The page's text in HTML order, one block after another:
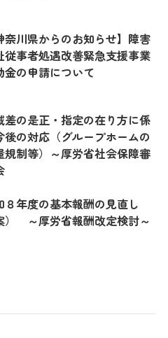
奈川県からのお知らせ】障害
従事者処遇改善緊急支援事業
金の申請について
差の是正・指定の在り方に係
後の対応（グループホームの
規制等）～厚労省社会保障審
８年度の基本報酬の見直し
） ～厚労省報酬改定検討～